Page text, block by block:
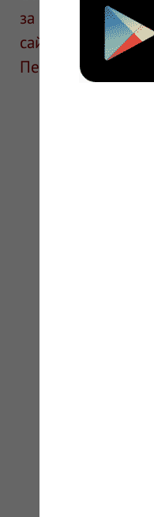
за информацию в
сайте для
Перед